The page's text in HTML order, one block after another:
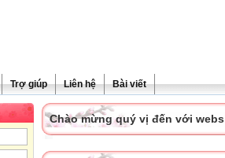
Trợ giúp Liên hệ Bài viết
Chào mừng quý vị đến với